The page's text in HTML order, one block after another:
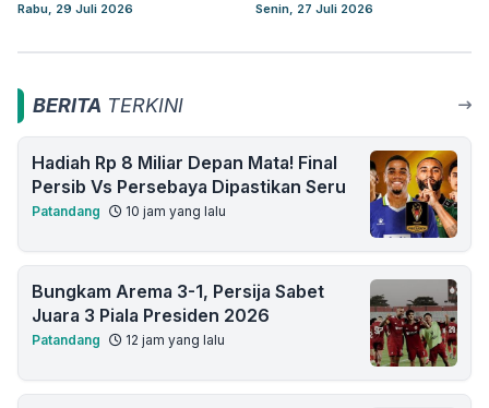
Rabu, 29 Juli 2026 Senin, 27 Juli 2026
BERITA TERKINI
Hadiah Rp 8 Miliar Depan Mata! Final
Persib Vs Persebaya Dipastikan Seru
Patandang 10 jam yang lalu
Bungkam Arema 3-1, Persija Sabet
Juara 3 Piala Presiden 2026
Patandang 12 jam yang lalu